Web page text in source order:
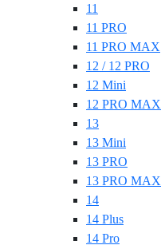
11
11 PRO
11 PRO MAX
12 / 12 PRO
12 Mini
12 PRO MAX
13
13 Mini
13 PRO
13 PRO MAX
14
14 Plus
14 Pro